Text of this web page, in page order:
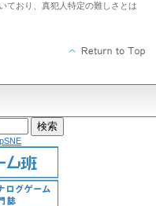
ており、真犯人特定の難しさとは